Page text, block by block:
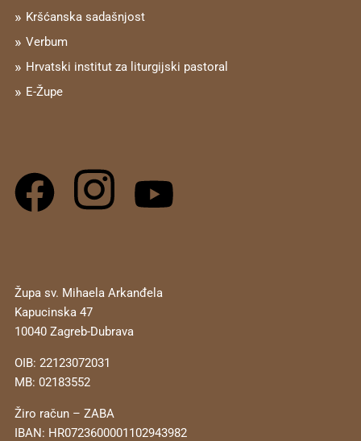
Kršćanska sadašnjost
Verbum
Hrvatski institut za liturgijski pastoral
E-Župe
Župa sv. Mihaela Arkanđela
Kapucinska 47
10040 Zagreb-Dubrava
OIB: 22123072031
MB: 02183552
Žiro račun – ZABA
IBAN: HR0723600001102943982